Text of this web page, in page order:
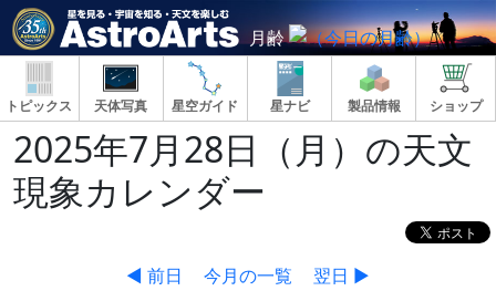
月齢
トピックス 天体写真 星空ガイド 星ナビ 製品情報 ショップ
2025年7月28日（月）の天文
現象カレンダー
◀ 前日 今月の一覧 翌日 ▶